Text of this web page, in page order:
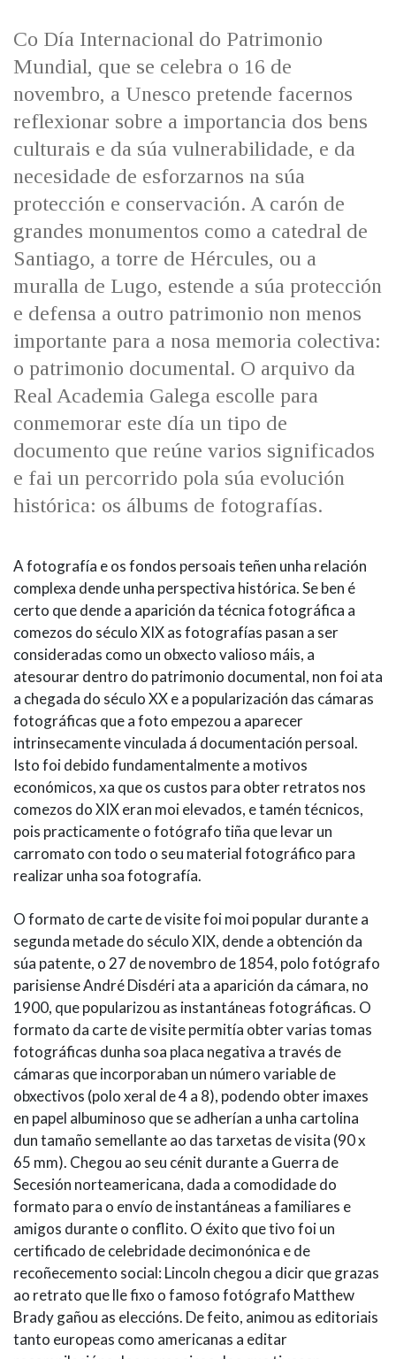
MARCIAL DEL ADALID
CASA-MUSEO EMILIA PARDO
BAZÁN
PRIMAVERA DAS LETRAS
PORTAL DAS PALABRAS
Co Día Internacional do Patrimonio
Mundial, que se celebra o 16 de
novembro, a Unesco pretende facernos
reflexionar sobre a importancia dos bens
culturais e da súa vulnerabilidade, e da
necesidade de esforzarnos na súa
protección e conservación. A carón de
grandes monumentos como a catedral de
Santiago, a torre de Hércules, ou a
muralla de Lugo, estende a súa protección
e defensa a outro patrimonio non menos
importante para a nosa memoria colectiva:
o patrimonio documental. O arquivo da
Real Academia Galega escolle para
conmemorar este día un tipo de
documento que reúne varios significados
e fai un percorrido pola súa evolución
histórica: os álbums de fotografías.
A fotografía e os fondos persoais teñen unha relación
complexa dende unha perspectiva histórica. Se ben é
certo que dende a aparición da técnica fotográfica a
comezos do século XIX as fotografías pasan a ser
consideradas como un obxecto valioso máis, a
atesourar dentro do patrimonio documental, non foi ata
a chegada do século XX e a popularización das cámaras
fotográficas que a foto empezou a aparecer
intrinsecamente vinculada á documentación persoal.
Isto foi debido fundamentalmente a motivos
económicos, xa que os custos para obter retratos nos
comezos do XIX eran moi elevados, e tamén técnicos,
pois practicamente o fotógrafo tiña que levar un
carromato con todo o seu material fotográfico para
realizar unha soa fotografía.
O formato de carte de visite foi moi popular durante a
segunda metade do século XIX, dende a obtención da
súa patente, o 27 de novembro de 1854, polo fotógrafo
parisiense André Disdéri ata a aparición da cámara, no
1900, que popularizou as instantáneas fotográficas. O
formato da carte de visite permitía obter varias tomas
fotográficas dunha soa placa negativa a través de
cámaras que incorporaban un número variable de
obxectivos (polo xeral de 4 a 8), podendo obter imaxes
en papel albuminoso que se adherían a unha cartolina
dun tamaño semellante ao das tarxetas de visita (90 x
65 mm). Chegou ao seu cénit durante a Guerra de
Secesión norteamericana, dada a comodidade do
formato para o envío de instantáneas a familiares e
amigos durante o conflito. O éxito que tivo foi un
certificado de celebridade decimonónica e de
recoñecemento social: Lincoln chegou a dicir que grazas
ao retrato que lle fixo o famoso fotógrafo Matthew
Brady gañou as eleccións. De feito, animou as editoriais
tanto europeas como americanas a editar